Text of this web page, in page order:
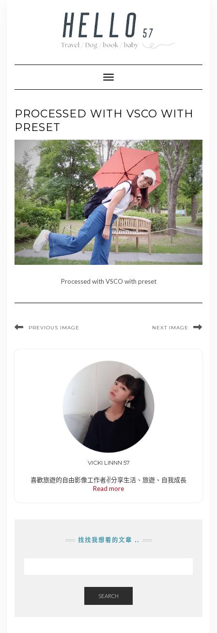
Toggle Navigation
PROCESSED WITH VSCO WITH
PRESET
Processed with VSCO with preset
PREVIOUS IMAGE NEXT IMAGE
VICKI LINNN 57
喜歡旅遊的自由影像工作者✌️分享生活、旅遊、自我成長
Read more
找找我想看的文章 ..
SEARCH